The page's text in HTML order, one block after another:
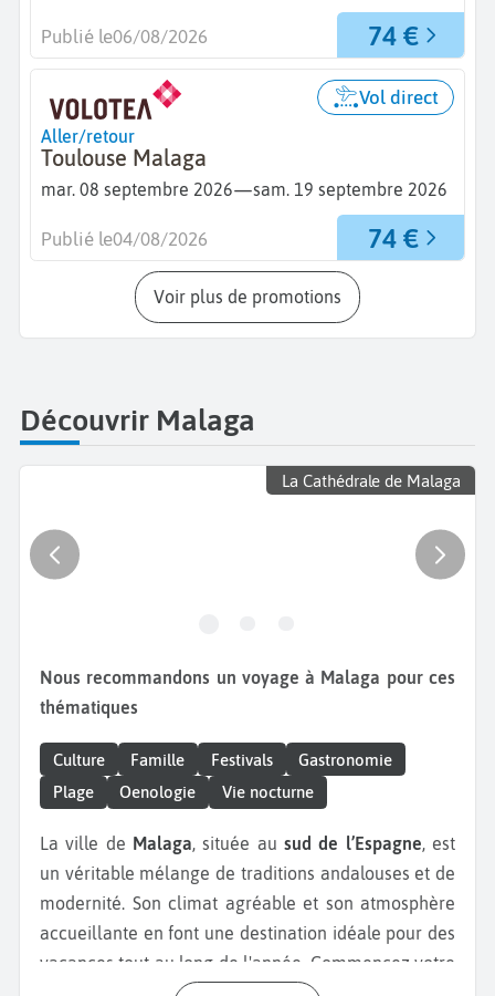
74 €
Publié le06/08/2026
Aller/retour
Toulouse Malaga
mar. 08 septembre 2026—sam. 19 septembre 2026
Vol direct
74 €
Publié le04/08/2026
Voir plus de promotions
Découvrir Malaga
La Cathédrale de Malaga
Nous recommandons un voyage à Malaga pour ces
thématiques
Culture Famille Festivals
Gastronomie
Plage
Oenologie Vie nocturne
La ville de Malaga, située au sud de l’Espagne, est
un véritable mélange de traditions andalouses et de
modernité. Son climat agréable et son atmosphère
accueillante en font une destination idéale pour des
vacances tout au long de l'année. Commencez votre